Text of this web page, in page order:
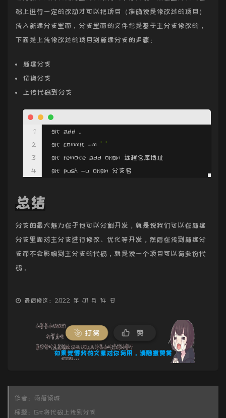
础上进行一定的改动才可以把项目（准确说是修改过的项目）
传入新建分支里面。分支里面的文件也是基于主分支修改的，
下面是上传修改过的项目到新建分支的步骤：
新建分支
切换分支
上传代码到分支
git add .
git commit -m ' '
git remote add origin 远程仓库地址
git push -u origin 分支名
总结
分支的最大魅力在于他可以分割开发，就是说我们可以在新建
分支里面对主分支进行修改、优化等开发，然后在传到新建分
支而不会影响到主分支的代码，就是说一个项目可以有多份代
码。
最后修改：2022 年 01 月 14 日
打赏 赞
如果觉得我的文章对你有用，请随意赞赏
作者：
雨落倾城
标题： Git将代码上传到分支